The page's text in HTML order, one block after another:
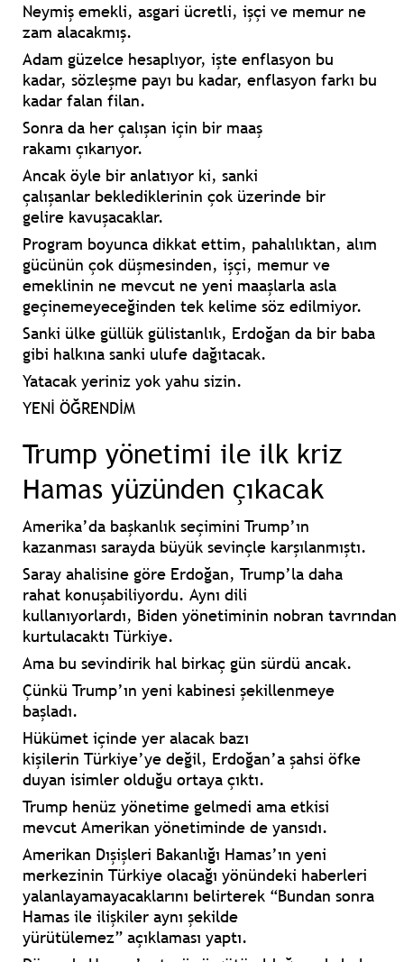
Neymiş emekli, asgari ücretli, işçi ve memur ne
zam alacakmış.
Adam güzelce hesaplıyor, işte enflasyon bu
kadar, sözleşme payı bu kadar, enflasyon farkı bu
kadar falan filan.
Sonra da her çalışan için bir maaş
rakamı çıkarıyor.
Ancak öyle bir anlatıyor ki, sanki
çalışanlar beklediklerinin çok üzerinde bir
gelire kavuşacaklar.
Program boyunca dikkat ettim, pahalılıktan, alım
gücünün çok düşmesinden, işçi, memur ve
emeklinin ne mevcut ne yeni maaşlarla asla
geçinemeyeceğinden tek kelime söz edilmiyor.
Sanki ülke güllük gülistanlık, Erdoğan da bir baba
gibi halkına sanki ulufe dağıtacak.
Yatacak yeriniz yok yahu sizin.
YENİ ÖĞRENDİM
Trump yönetimi ile ilk kriz
Hamas yüzünden çıkacak
Amerika’da başkanlık seçimini Trump’ın
kazanması sarayda büyük sevinçle karşılanmıştı.
Saray ahalisine göre Erdoğan, Trump’la daha
rahat konuşabiliyordu. Aynı dili
kullanıyorlardı, Biden yönetiminin nobran tavrından
kurtulacaktı Türkiye.
Ama bu sevindirik hal birkaç gün sürdü ancak.
Çünkü Trump’ın yeni kabinesi şekillenmeye
başladı.
Hükümet içinde yer alacak bazı
kişilerin Türkiye’ye değil, Erdoğan’a şahsi öfke
duyan isimler olduğu ortaya çıktı.
Trump henüz yönetime gelmedi ama etkisi
mevcut Amerikan yönetiminde de yansıdı.
Amerikan Dışişleri Bakanlığı Hamas’ın yeni
merkezinin Türkiye olacağı yönündeki haberleri
yalanlayamayacaklarını belirterek “Bundan sonra
Hamas ile ilişkiler aynı şekilde
yürütülemez” açıklaması yaptı.